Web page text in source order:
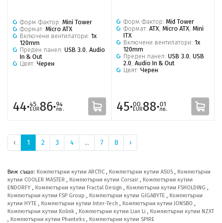
Форм Фактор: Mini Tower
Формат: Micro ATX
Включени вентилатори: 1x
120mm
Преден панел: USB 3.0, Audio
In & Out
Цвят: Черен
44·45
EUR86·94
лв.
Форм Фактор: Mid Tower
Формат: ATX, Micro ATX, Mini
ITX
Включени вентилатори: 1x
120mm
Преден панел: USB 3.0, USB
2.0, Audio In & Out
Цвят: Черен
45·00
EUR88·01
лв.
‹ 1 2 3 4 ... 7 8 ›
Виж също: Компютърни кутии ARCTIC , Компютърни кутии ASUS , Компютърни
кутии COOLER MASTER , Компютърни кутии Corsair , Компютърни кутии
ENDORFY , Компютърни кутии Fractal Design , Компютърни кутии FSHOLDING ,
Компютърни кутии FSP Group , Компютърни кутии GIGABYTE , Компютърни
кутии HYTE , Компютърни кутии Inter-Tech , Компютърни кутии JONSBO ,
Компютърни кутии Kolink , Компютърни кутии Lian Li , Компютърни кутии NZXT
, Компютърни кутии Phanteks , Компютърни кутии SPIRE